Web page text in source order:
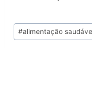
Tags
do
#alimentação